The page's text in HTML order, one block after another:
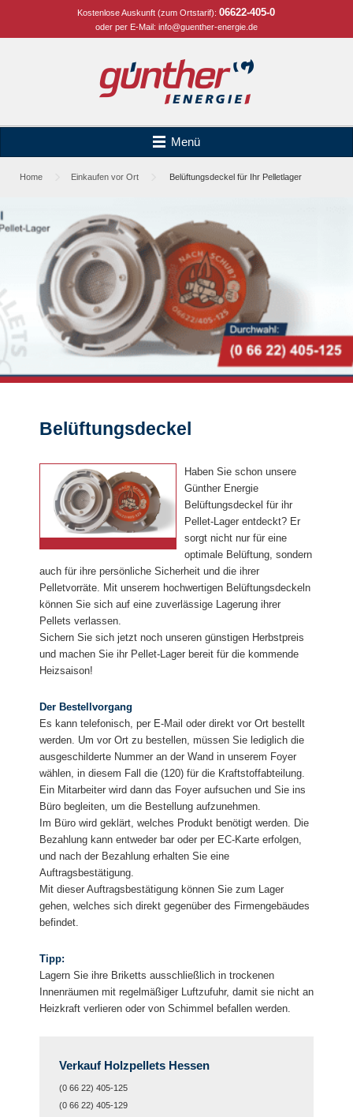
Kostenlose Auskunft (zum Ortstarif):06622-405-0
oder per E-Mail: info@guenther-energie.de
Menü
Home Einkaufen vor Ort Belüftungsdeckel für Ihr Pelletlager
Belüftungsdeckel
Haben Sie schon unsere
Günther Energie
Belüftungsdeckel für ihr
Pellet-Lager entdeckt? Er
sorgt nicht nur für eine
optimale Belüftung, sondern
auch für ihre persönliche Sicherheit und die ihrer
Pelletvorräte. Mit unserem hochwertigen Belüftungsdeckeln
können Sie sich auf eine zuverlässige Lagerung ihrer
Pellets verlassen.
Sichern Sie sich jetzt noch unseren günstigen Herbstpreis
und machen Sie ihr Pellet-Lager bereit für die kommende
Heizsaison!
Der Bestellvorgang
Es kann telefonisch, per E-Mail oder direkt vor Ort bestellt
werden. Um vor Ort zu bestellen, müssen Sie lediglich die
ausgeschilderte Nummer an der Wand in unserem Foyer
wählen, in diesem Fall die (120) für die Kraftstoffabteilung.
Ein Mitarbeiter wird dann das Foyer aufsuchen und Sie ins
Büro begleiten, um die Bestellung aufzunehmen.
Im Büro wird geklärt, welches Produkt benötigt werden. Die
Bezahlung kann entweder bar oder per EC-Karte erfolgen,
und nach der Bezahlung erhalten Sie eine
Auftragsbestätigung.
Mit dieser Auftragsbestätigung können Sie zum Lager
gehen, welches sich direkt gegenüber des Firmengebäudes
befindet.
Tipp:
Lagern Sie ihre Briketts ausschließlich in trockenen
Innenräumen mit regelmäßiger Luftzufuhr, damit sie nicht an
Heizkraft verlieren oder von Schimmel befallen werden.
Verkauf Holzpellets Hessen
(0 66 22) 405-125
(0 66 22) 405-129